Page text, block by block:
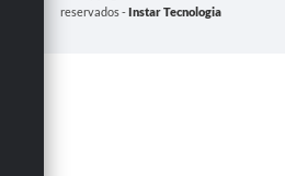
reservados -Instar Tecnologia